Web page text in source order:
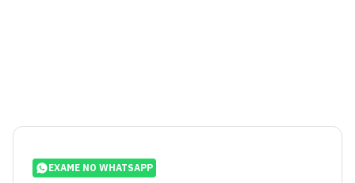
EXAME NO WHATSAPP